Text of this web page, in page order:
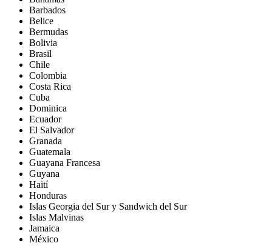
Barbados
Belice
Bermudas
Bolivia
Brasil
Chile
Colombia
Costa Rica
Cuba
Dominica
Ecuador
El Salvador
Granada
Guatemala
Guayana Francesa
Guyana
Haití
Honduras
Islas Georgia del Sur y Sandwich del Sur
Islas Malvinas
Jamaica
México